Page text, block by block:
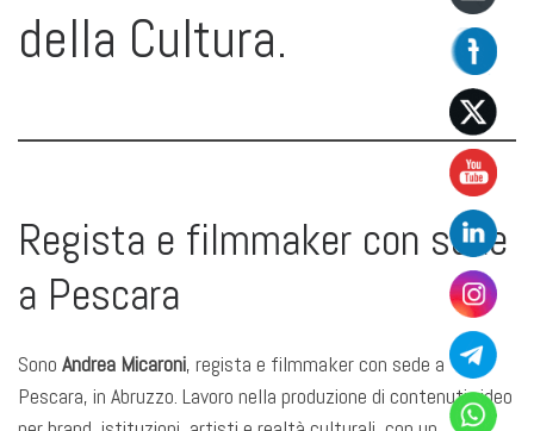
della Cultura.
Regista e filmmaker con sede
a Pescara
Sono Andrea Micaroni, regista e filmmaker con sede a
Pescara, in Abruzzo. Lavoro nella produzione di contenuti video